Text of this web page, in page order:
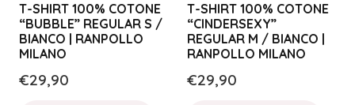
T-SHIRT 100% COTONE
“BUBBLE” REGULAR S /
BIANCO | RANPOLLO
MILANO
€29,90
T-SHIRT 100% COTONE
“CINDERSEXY”
REGULAR M / BIANCO |
RANPOLLO MILANO
€29,90